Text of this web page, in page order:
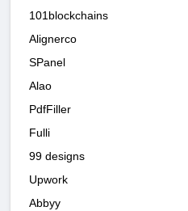
101blockchains
Alignerco
SPanel
Alao
PdfFiller
Fulli
99 designs
Upwork
Abbyy